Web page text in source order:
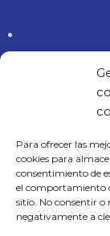
Para ofrecer las
cookies para
consentimiento de
el comportamiento
sitio. No consentir
negativamente a